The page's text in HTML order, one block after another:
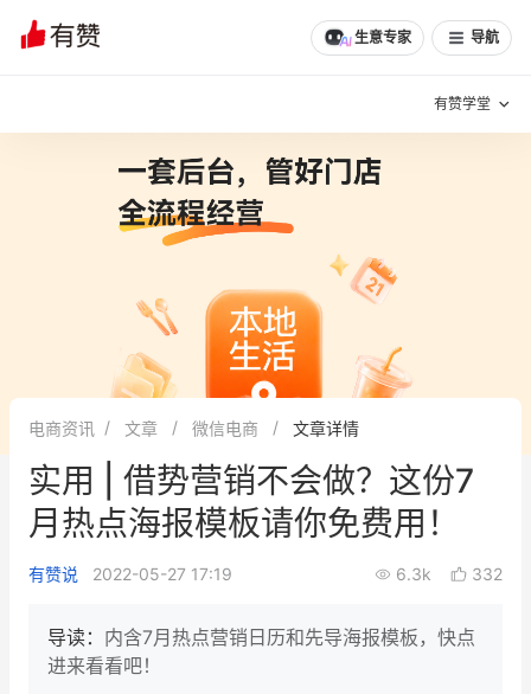
生意专家 导航
有赞学堂
增长方法
有赞专家说
新零售最佳实践
面对面聊增长
新零售大会 新零售茶会
增长产品指南
文章 问诊 分享
电商资讯 文章 微信电商 文章详情
实用 | 借势营销不会做？这份7
月热点海报模板请你免费用！
有赞说 2022-05-27 17:19 6.3k 332
导读： 内含7月热点营销日历和先导海报模板，快点
进来看看吧！